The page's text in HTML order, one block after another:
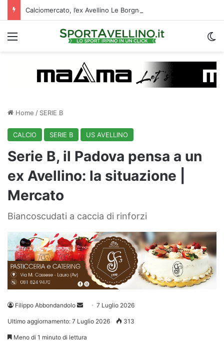
Menu
Home / SERIE B
CALCIO SERIE B US AVELLINO
Serie B, il Padova pensa a un
ex Avellino: la situazione |
Mercato
Biancoscudati a caccia di rinforzi
Filippo Abbondandolo
Invia 7 Luglio 2026
Ultimo aggiornamento: 7 Luglio 2026 313
Meno di 1 minuto di lettura